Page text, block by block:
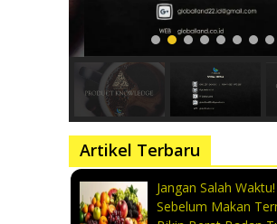
Artikel Terbaru
Jangan Salah
Sebelum Makan